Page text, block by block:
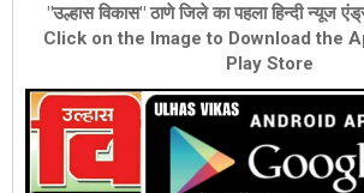
"उल्हास विकास" ठाणे जिले का पहला हिन्दी न्यूज
Click on the Image to Download the
Play Store